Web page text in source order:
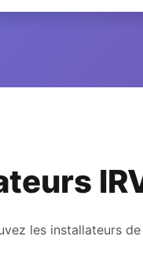
les installateurs